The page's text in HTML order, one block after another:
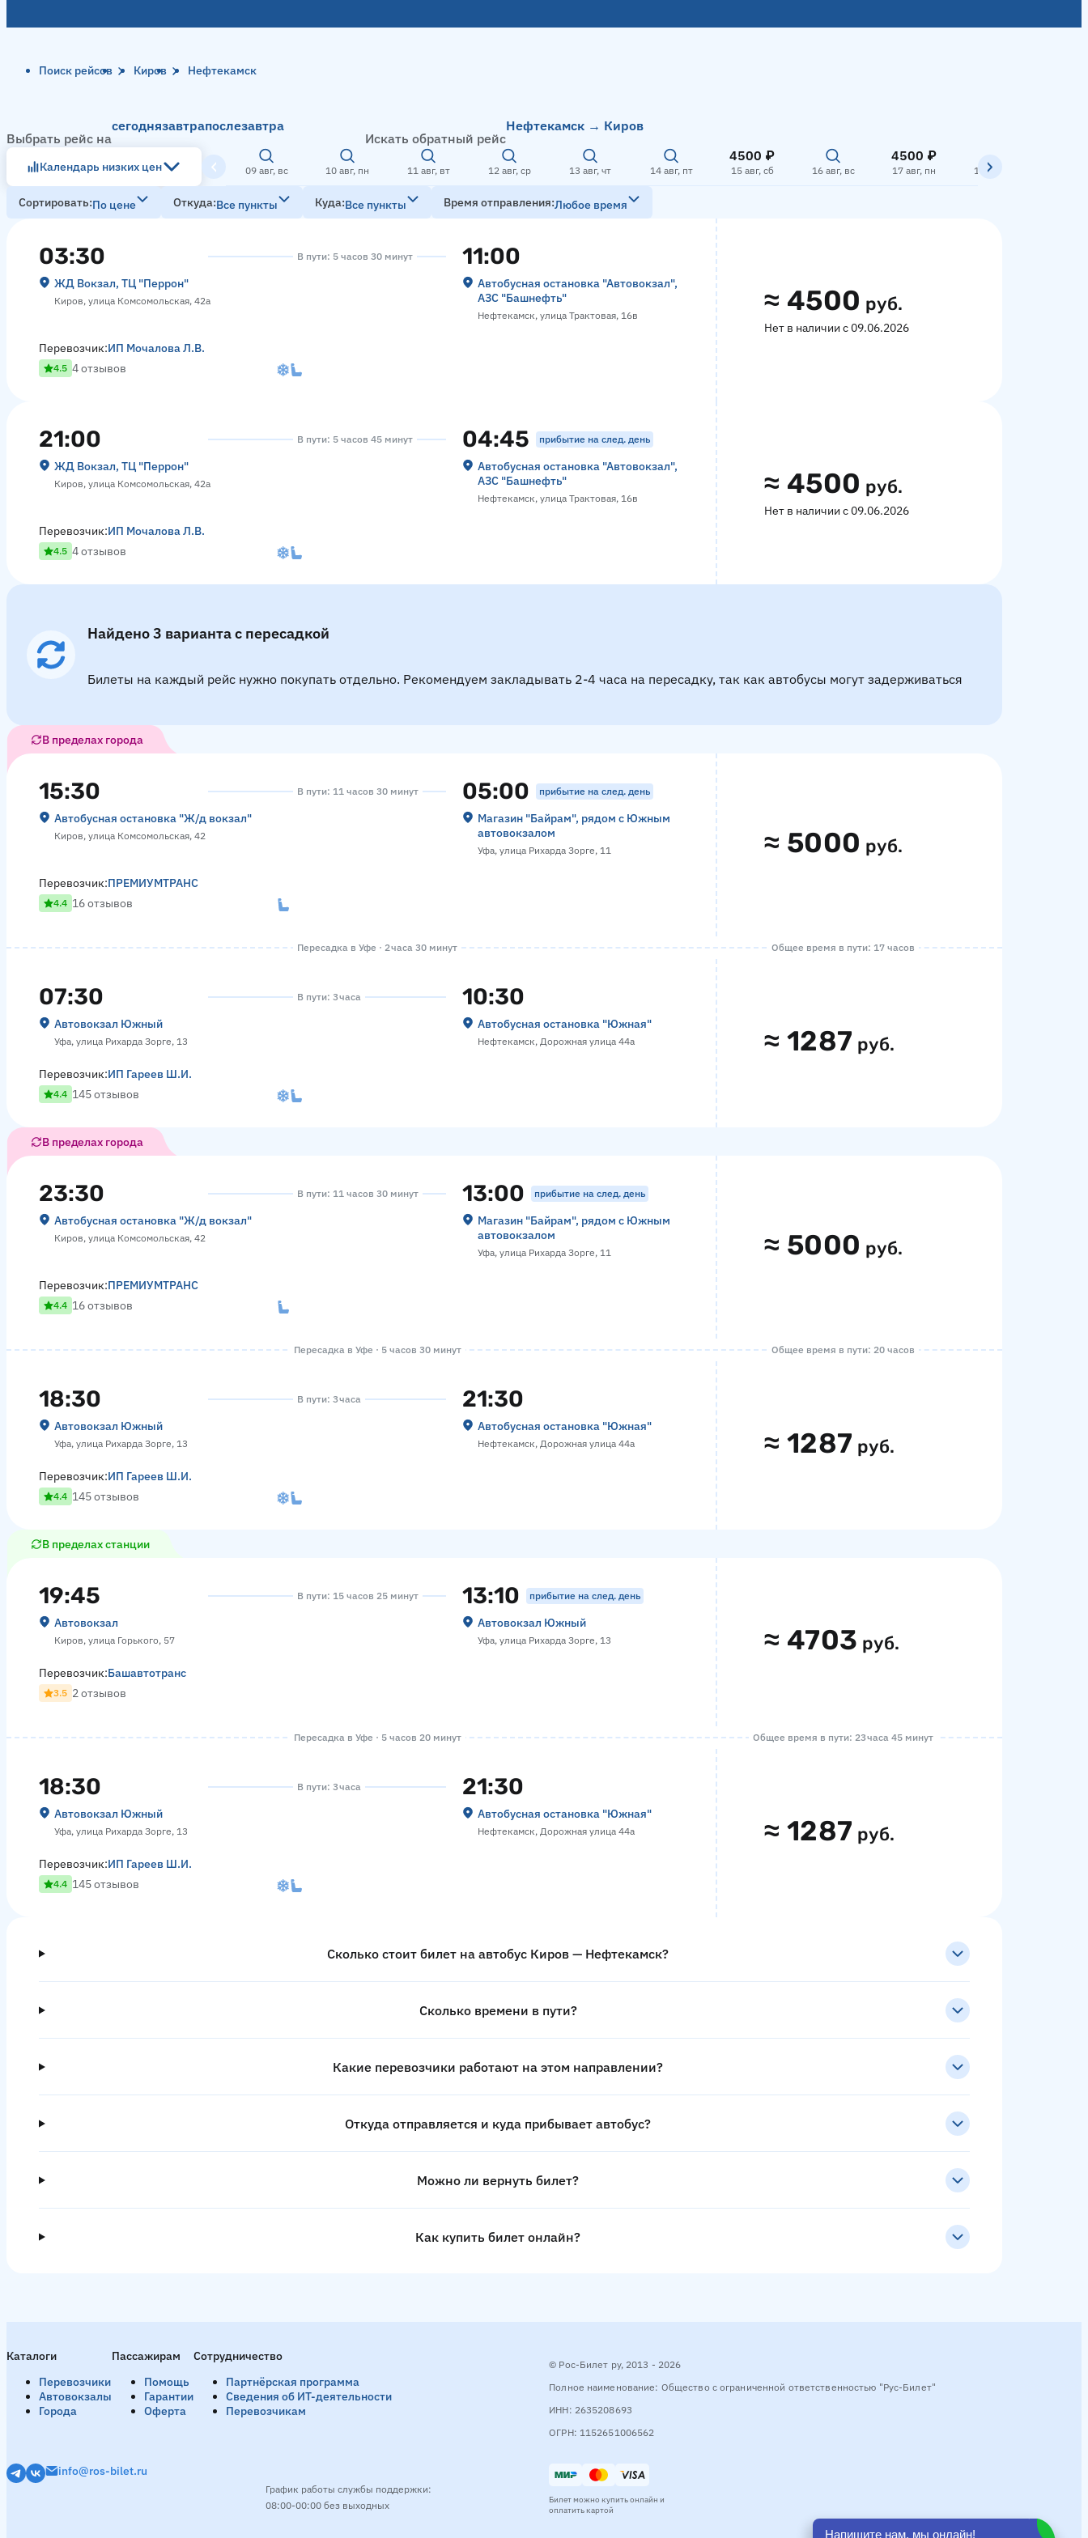
Поиск рейсов Киров Нефтекамск
Выбрать рейс на
сегоднязавтрапослезавтра
Искать обратный рейс
Нефтекамск → Киров
Календарь низких цен 09 авг, вс 10 авг, пн 11 авг, вт 12 авг, ср 13 авг, чт 14 авг, пт
4500 ₽
15 авг, сб 16 авг, вс
4500 ₽
17 авг, пн 18 авг, вт
Сортировать По цене Откуда Все пункты Куда Все пункты Время отправления Любое время
03:30
ЖД Вокзал, ТЦ "Перрон"
Киров, улица Комсомольская, 42а
В пути: 5 часов 30 минут 11:00
Автобусная остановка "Автовокзал",
АЗС "Башнефть"
Нефтекамск, улица Трактовая, 16в ≈ 4500 руб.
Нет в наличии с 09.06.2026
Перевозчик:ИП Мочалова Л.В.
4.5 4 отзывов
21:00
ЖД Вокзал, ТЦ "Перрон"
Киров, улица Комсомольская, 42а
В пути: 5 часов 45 минут 04:45 прибытие на след. день
Автобусная остановка "Автовокзал",
АЗС "Башнефть"
Нефтекамск, улица Трактовая, 16в ≈ 4500 руб.
Нет в наличии с 09.06.2026
Перевозчик:ИП Мочалова Л.В.
4.5 4 отзывов
Найдено 3 варианта с пересадкой
Билеты на каждый рейс нужно покупать отдельно. Рекомендуем закладывать 2-4 часа на пересадку, так как автобусы могут задерживаться
В пределах города
15:30
Автобусная остановка "Ж/д вокзал"
Киров, улица Комсомольская, 42
В пути: 11 часов 30 минут 05:00 прибытие на след. день
Магазин "Байрам", рядом с Южным
автовокзалом
Уфа, улица Рихарда Зорге, 11 ≈ 5000 руб.
Перевозчик:ПРЕМИУМТРАНС
4.4 16 отзывов
Пересадка в Уфе · 2 часа 30 минут Общее время в пути: 17 часов
07:30
Автовокзал Южный
Уфа, улица Рихарда Зорге, 13
В пути: 3 часа 10:30
Автобусная остановка "Южная"
Нефтекамск, Дорожная улица 44а ≈1287 руб.
Перевозчик:ИП Гареев Ш.И.
4.4 145 отзывов
В пределах города
23:30
Автобусная остановка "Ж/д вокзал"
Киров, улица Комсомольская, 42
В пути: 11 часов 30 минут 13:00 прибытие на след. день
Магазин "Байрам", рядом с Южным
автовокзалом
Уфа, улица Рихарда Зорге, 11 ≈ 5000 руб.
Перевозчик:ПРЕМИУМТРАНС
4.4 16 отзывов
Пересадка в Уфе · 5 часов 30 минут Общее время в пути: 20 часов
18:30
Автовокзал Южный
Уфа, улица Рихарда Зорге, 13
В пути: 3 часа 21:30
Автобусная остановка "Южная"
Нефтекамск, Дорожная улица 44а ≈1287 руб.
Перевозчик:ИП Гареев Ш.И.
4.4 145 отзывов
В пределах станции
19:45
Автовокзал
Киров, улица Горького, 57
В пути: 15 часов 25 минут 13:10 прибытие на след. день
Автовокзал Южный
Уфа, улица Рихарда Зорге, 13 ≈ 4703 руб.
Перевозчик:Башавтотранс
3.5 2 отзывов
Пересадка в Уфе · 5 часов 20 минут Общее время в пути: 23 часа 45 минут
18:30
Автовокзал Южный
Уфа, улица Рихарда Зорге, 13
В пути: 3 часа 21:30
Автобусная остановка "Южная"
Нефтекамск, Дорожная улица 44а ≈1287 руб.
Перевозчик:ИП Гареев Ш.И.
4.4 145 отзывов
Сколько стоит билет на автобус Киров — Нефтекамск?
Сколько времени в пути?
Какие перевозчики работают на этом направлении?
Откуда отправляется и куда прибывает автобус?
Можно ли вернуть билет?
Как купить билет онлайн?
Каталоги
Перевозчики
Автовокзалы
Города
Пассажирам
Помощь
Гарантии
Оферта
Сотрудничество
Партнёрская программа
Сведения об ИТ-деятельности
Перевозчикам
© Рос-Билет ру, 2013 - 2026
Полное наименование: Общество с ограниченной ответственностью "Рус-Билет"
ИНН: 2635208693
ОГРН: 1152651006562
info@ros-bilet.ru
График работы службы поддержки:
08:00-00:00 без выходных
Билет можно купить онлайн и
оплатить картой